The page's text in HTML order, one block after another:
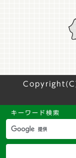
キーワード検索